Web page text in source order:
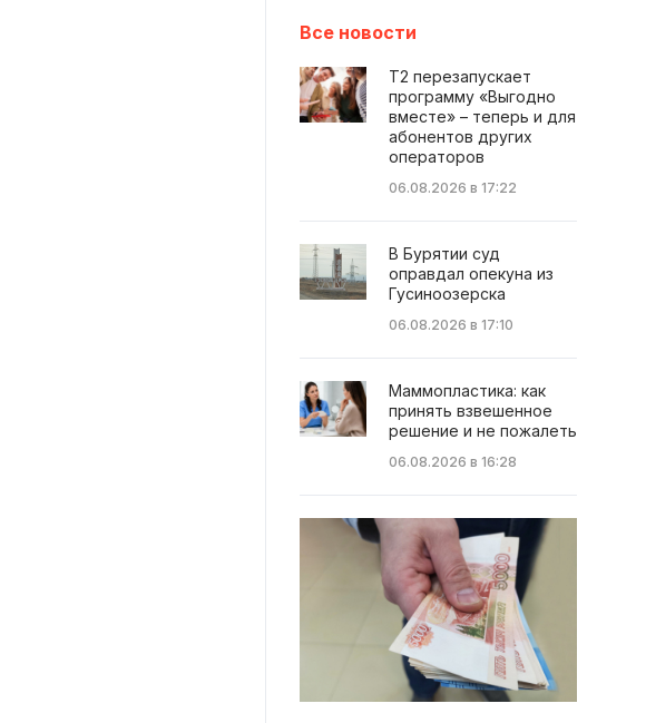
Все новости
Т2 перезапускает
программу «Выгодно
вместе» – теперь и для
абонентов других
операторов
06.08.2026 в 17:22
В Бурятии суд
оправдал опекуна из
Гусиноозерска
06.08.2026 в 17:10
Маммопластика: как
принять взвешенное
решение и не пожалеть
06.08.2026 в 16:28